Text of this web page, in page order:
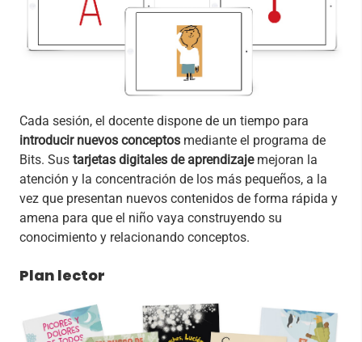
Cada sesión, el docente dispone de un tiempo para
introducir nuevos conceptos mediante el programa de
Bits. Sus tarjetas digitales de aprendizajemejoran la
atención y la concentración de los más pequeños, a la
vez que presentan nuevos contenidos de forma rápida y
amena para que el niño vaya construyendo su
conocimiento y relacionando conceptos.
Plan lector